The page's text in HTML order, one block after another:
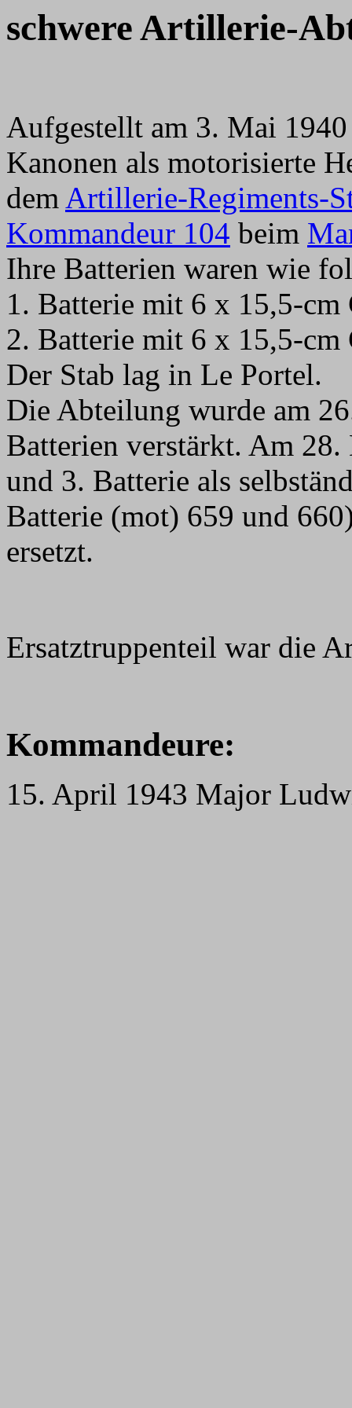
schwere Artillerie-
Aufgestellt am 3. Mai
Kanonen als motorisierte
dem Artillerie-Regiments-
Kommandeur 104 beim
Ihre Batterien waren wie
1. Batterie mit 6 x 15,5-cm
2. Batterie mit 6 x 15,5-cm
Der Stab lag in Le Portel.
Die Abteilung wurde am
Batterien verstärkt. Am
und 3. Batterie als
Batterie (mot) 659 und
ersetzt.
Ersatztruppenteil war die
Kommandeure:
15. April 1943 Major